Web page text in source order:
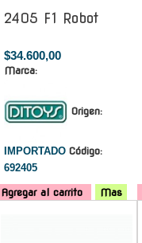
2405 F1 Robot
$34.600,00
Marca:
Origen:
IMPORTADO Código:
692405
Agregar al carrito Mas